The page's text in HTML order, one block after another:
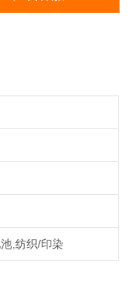
,纺织/印染